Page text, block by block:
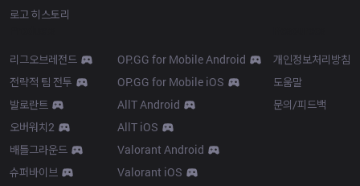
로고 히스토리
리그오브레전드
전략적 팀 전투
발로란트
오버워치2
배틀그라운드
슈퍼바이브
OP.GG for Mobile Android
OP.GG for Mobile iOS
AllT Android
AllT iOS
Valorant Android
Valorant iOS
개인정보처리방침
도움말
문의/피드백